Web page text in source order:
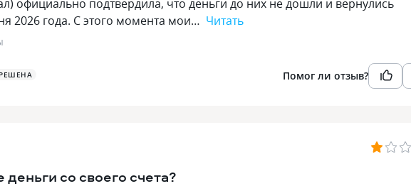
официально подтвердила, что деньги до них не дошли и вернулись
2026 года. С этого момента мои… Читать
Помог ли отзыв?
со своего счета?